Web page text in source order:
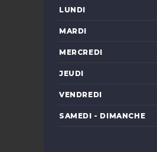
LUNDI
MARDI
MERCREDI
JEUDI
VENDREDI
SAMEDI - DIMANCHE